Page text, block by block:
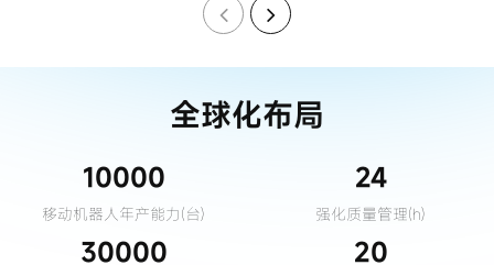
全球化布局
10000
移动机器人年产能力(台)
24
强化质量管理(h)
30000 20